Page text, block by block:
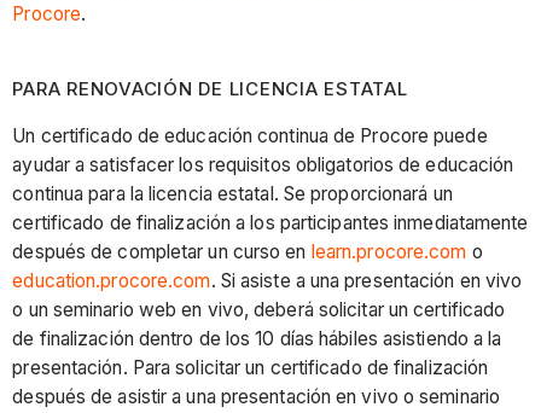
Procore.
PARA RENOVACIÓN DE LICENCIA ESTATAL
Un certificado de educación continua de Procore puede
ayudar a satisfacer los requisitos obligatorios de educación
continua para la licencia estatal. Se proporcionará un
certificado de finalización a los participantes inmediatamente
después de completar un curso en learn.procore.com o
education.procore.com. Si asiste a una presentación en vivo
o un seminario web en vivo, deberá solicitar un certificado
de finalización dentro de los 10 días hábiles asistiendo a la
presentación. Para solicitar un certificado de finalización
después de asistir a una presentación en vivo o seminario